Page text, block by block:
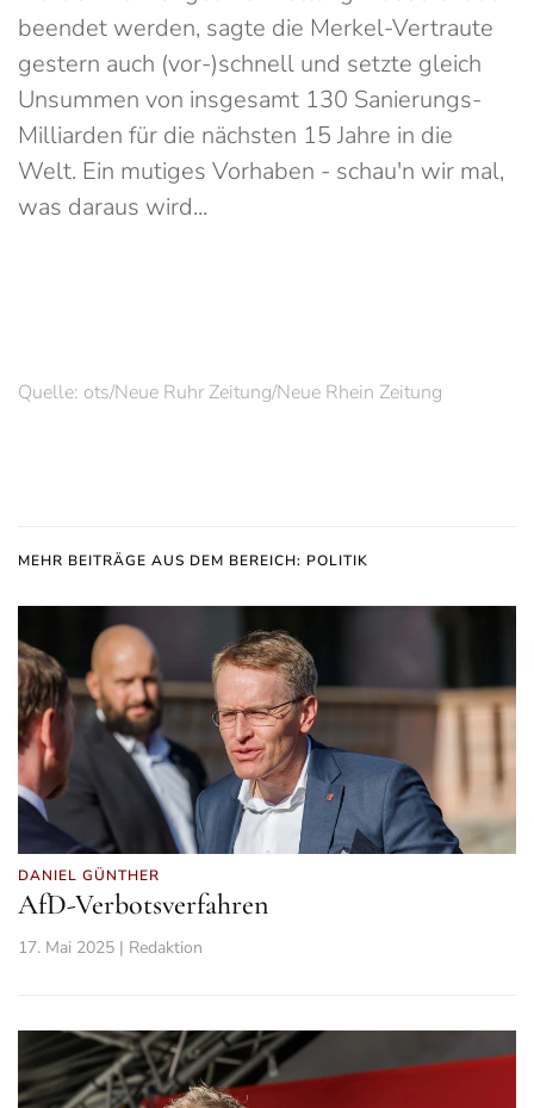
beendet werden, sagte die Merkel-Vertraute
gestern auch (vor-)schnell und setzte gleich
Unsummen von insgesamt 130 Sanierungs-
Milliarden für die nächsten 15 Jahre in die
Welt. Ein mutiges Vorhaben - schau'n wir mal,
was daraus wird...
Quelle: ots/Neue Ruhr Zeitung/Neue Rhein Zeitung
MEHR BEITRÄGE AUS DEM BEREICH: POLITIK
DANIEL GÜNTHER
AfD-Verbotsverfahren
17. Mai 2025 | Redaktion